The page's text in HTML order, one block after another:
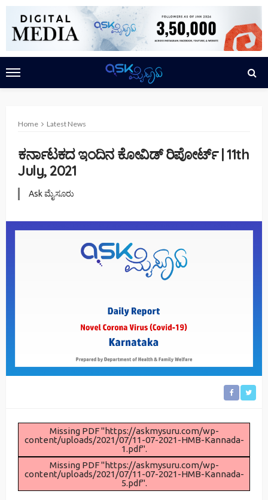
Home Latest News
ಕರ್ನಾಟಕದ ಇಂದಿನ ಕೋವಿಡ್ ರಿಪೋರ್ಟ್ | 11th
July, 2021
Ask ಮೈಸೂರು
Missing PDF "https://askmysuru.com/wp-
content/uploads/2021/07/11-07-2021-HMB-Kannada-
1.pdf".
Missing PDF "https://askmysuru.com/wp-
content/uploads/2021/07/11-07-2021-HMB-Kannada-
5.pdf".